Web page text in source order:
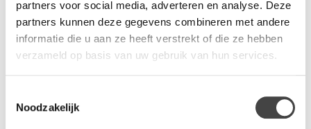
partners voor social media, adverteren en analyse. Deze
partners kunnen deze gegevens combineren met andere
informatie die u aan ze heeft verstrekt of die ze hebben
verzameld op basis van uw gebruik van hun services.
Noodzakelijk
hoogwaardig materiaalgebruik als uitgangspunt. Het resultaat is
een tijdloos en bijna onverwoestbaar product van staal.
Specificaties:
Ring: zwarte kunststof vloerbeschermingsring